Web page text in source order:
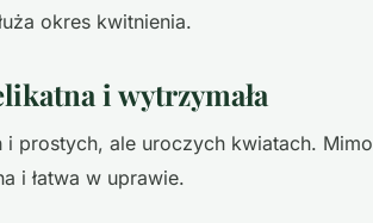
okres kwitnienia.
i wytrzymała
prostych, ale uroczych kwiatach. Mimo
i łatwa w uprawie.